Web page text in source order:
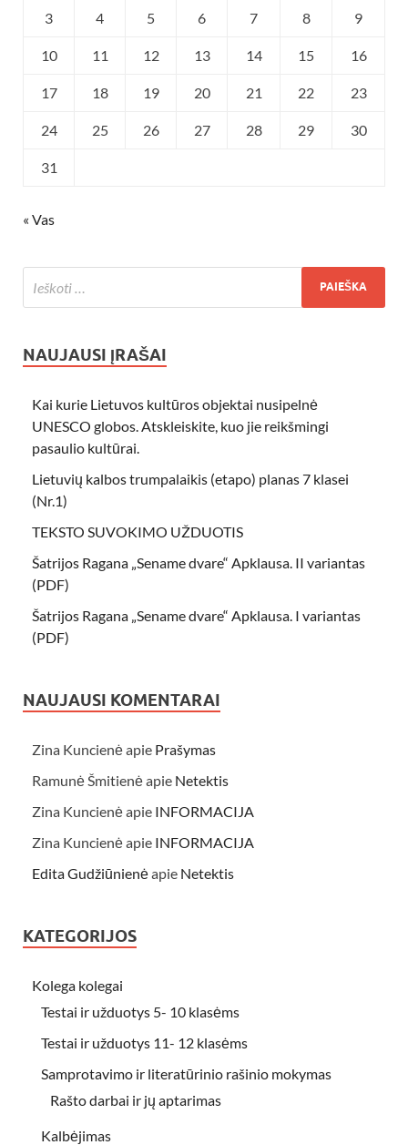
3 4 5 6 7 8 9
10 11 12 13 14 15 16
17 18 19 20 21 22 23
24 25 26 27 28 29 30
31
« Vas
NAUJAUSI ĮRAŠAI
Kai kurie Lietuvos kultūros objektai nusipelnė
UNESCO globos. Atskleiskite, kuo jie reikšmingi
pasaulio kultūrai.
Lietuvių kalbos trumpalaikis (etapo) planas 7 klasei
(Nr.1)
TEKSTO SUVOKIMO UŽDUOTIS
Šatrijos Ragana „Sename dvare“ Apklausa. II variantas
(PDF)
Šatrijos Ragana „Sename dvare“ Apklausa. I variantas
(PDF)
NAUJAUSI KOMENTARAI
Zina Kuncienėapie Prašymas
Ramunė Šmitienėapie Netektis
Zina Kuncienėapie INFORMACIJA
Zina Kuncienėapie INFORMACIJA
Edita Gudžiūnienėapie Netektis
KATEGORIJOS
Kolega kolegai
Testai ir užduotys 5- 10 klasėms
Testai ir užduotys 11- 12 klasėms
Samprotavimo ir literatūrinio rašinio mokymas
Rašto darbai ir jų aptarimas
Kalbėjimas